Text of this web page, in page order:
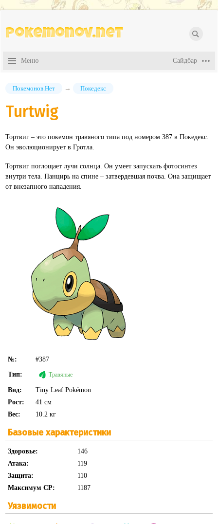
Pokemonov.net
Покемонов.Нет → Покедекс
Turtwig
Тортвиг – это покемон травяного типа под номером 387 в Покедекс.
Он эволюционирует в Гротла.
Тортвиг поглощает лучи солнца. Он умеет запускать фотосинтез
внутри тела. Панцирь на спине – затвердевшая почва. Она защищает
от внезапного нападения.
№: #387
Тип: Травяные
Вид:
Tiny Leaf Pokémon
Рост:
41 см
Вес:
10.2 кг
Базовые характеристики
Здоровье:
146
Атака:
119
Защита:
110
Максимум CP:
1187
Уязвимости